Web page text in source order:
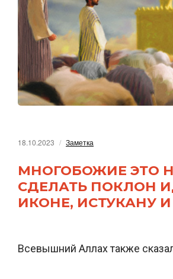
18.10.2023 Заметка
МНОГОБОЖИЕ ЭТО
СДЕЛАТЬ ПОКЛОН
ИКОНЕ, ИСТУКАНУ И
Всевышний Аллах также